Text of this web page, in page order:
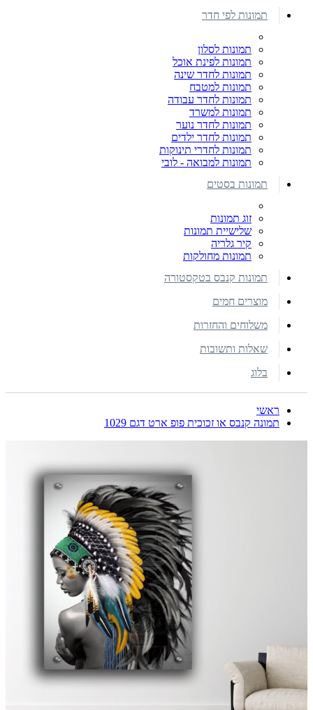
תמונות לפי חדר
תמונות לסלון
תמונות לפינת אוכל
תמונות לחדר שינה
תמונות למטבח
תמונות לחדר עבודה
תמונות למשרד
תמונות לחדר נוער
תמונות לחדר ילדים
תמונות לחדרי תינוקות
תמונות למבואה - לובי
תמונות בסטים
זוג תמונות
שלישיית תמונות
קיר גלריה
תמונות מחולקות
תמונות קנבס בטקסטורה
מוצרים חמים
משלוחים והחזרות
שאלות ותשובות
בלוג
ראשי
תמונה קנבס או זכוכית פופ ארט דגם 1029